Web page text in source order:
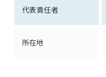
代表責任者
所在地